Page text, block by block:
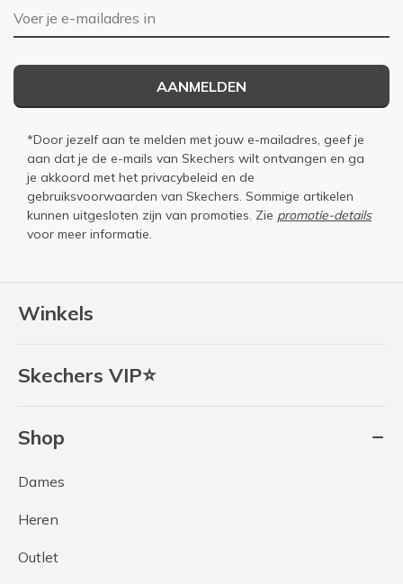
Winkels
Skechers VIP⭐
Shop
Dames
Heren
Outlet
E-mailadres
AANMELDEN
*Door jezelf aan te melden met jouw e-mailadres, geef je
aan dat je de e-mails van Skechers wilt ontvangen en ga
je akkoord met het privacybeleid en de
gebruiksvoorwaarden van Skechers. Sommige artikelen
kunnen uitgesloten zijn van promoties. Zie promotie-details
voor meer informatie.